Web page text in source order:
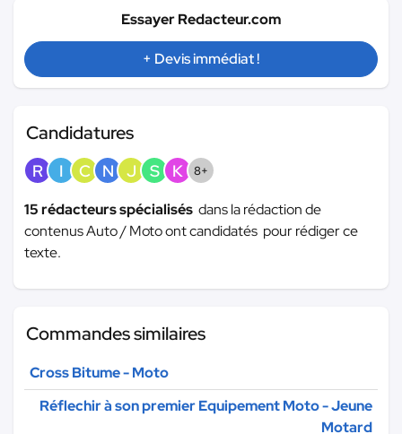
Essayer Redacteur.com
+ Devis immédiat !
Candidatures
R I C N J S K 8+
15 rédacteurs spécialisés dans la rédaction de
contenus Auto / Moto ont candidatés pour rédiger ce
texte.
Commandes similaires
Cross Bitume - Moto
Réflechir à son premier Equipement Moto - Jeune
Motard